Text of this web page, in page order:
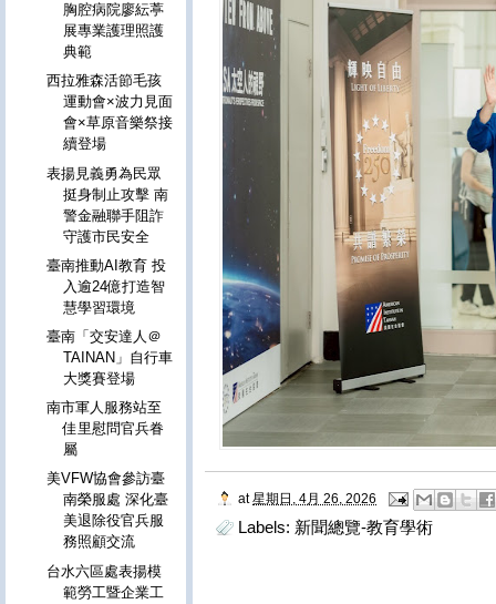
at 星期日, 4月 26, 2026
Labels: 新聞總覽-教育學術
胸腔病院廖紜葶
展專業護理照護
典範
西拉雅森活節毛孩
運動會×波力見面
會×草原音樂祭接
續登場
表揚見義勇為民眾
挺身制止攻擊 南
警金融聯手阻詐
守護市民安全
臺南推動AI教育 投
入逾24億打造智
慧學習環境
臺南「交安達人＠
TAINAN」自行車
大獎賽登場
南市軍人服務站至
佳里慰問官兵眷
屬
美VFW協會參訪臺
南榮服處 深化臺
美退除役官兵服
務照顧交流
台水六區處表揚模
範勞工暨企業工